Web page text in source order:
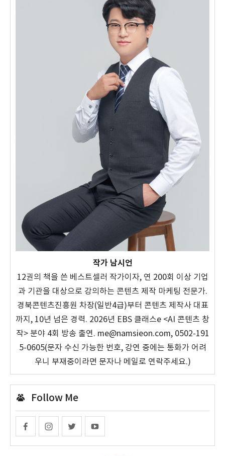
작가 남시언
12권의 책을 쓴 베스트셀러 작가이자, 연 200회 이상 기업
과 기관을 대상으로 강의하는 콘텐츠 제작 마케팅 전문가.
경북콘텐츠진흥원 차장(일반4급)부터 콘텐츠 제작사 대표
까지, 10년 넘은 경력. 2026년 EBS 클래스e <AI 콘텐츠 창
작> 분야 4회 방송 출연. me@namsieon.com, 0502-191
5-0605(문자 수신 가능한 번호, 강연 중에는 통화가 어려
우니 부재중이라면 문자나 메일로 연락주세요.)
Follow Me